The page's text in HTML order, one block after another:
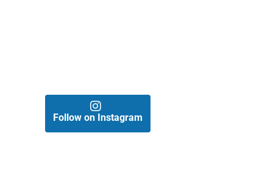
Follow on Instagram